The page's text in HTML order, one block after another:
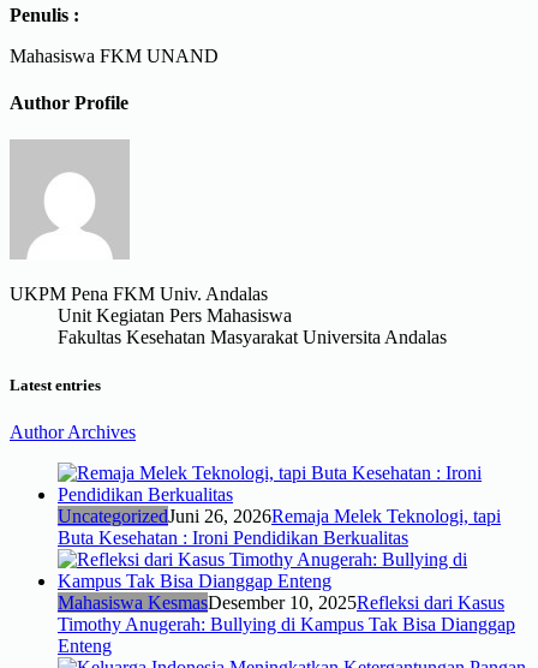
Penulis :
Mahasiswa FKM UNAND
Author Profile
UKPM Pena FKM Univ. Andalas
Unit Kegiatan Pers Mahasiswa
Fakultas Kesehatan Masyarakat Universita Andalas
Latest entries
Author Archives
UncategorizedJuni 26, 2026Remaja Melek Teknologi, tapi
Buta Kesehatan : Ironi Pendidikan Berkualitas
Mahasiswa KesmasDesember 10, 2025Refleksi dari Kasus
Timothy Anugerah: Bullying di Kampus Tak Bisa Dianggap
Enteng